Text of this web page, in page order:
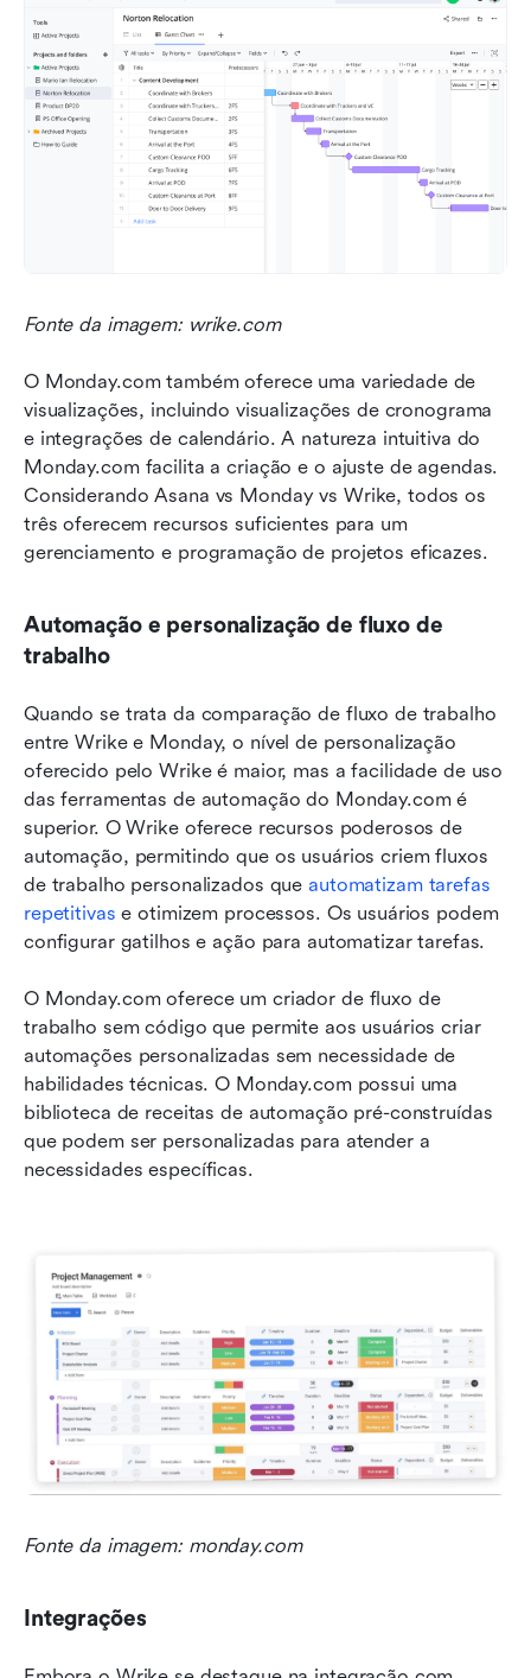
Fonte da imagem: wrike.com
O Monday.com também oferece uma variedade de
visualizações, incluindo visualizações de cronograma
e integrações de calendário. A natureza intuitiva do
Monday.com facilita a criação e o ajuste de agendas.
Considerando Asana vs Monday vs Wrike, todos os
três oferecem recursos suficientes para um
gerenciamento e programação de projetos eficazes.
Automação e personalização de fluxo de
trabalho
Quando se trata da comparação de fluxo de trabalho
entre Wrike e Monday, o nível de personalização
oferecido pelo Wrike é maior, mas a facilidade de uso
das ferramentas de automação do Monday.com é
superior. O Wrike oferece recursos poderosos de
automação, permitindo que os usuários criem fluxos
de trabalho personalizados que automatizam tarefas
repetitivas e otimizem processos. Os usuários podem
configurar gatilhos e ação para automatizar tarefas.
O Monday.com oferece um criador de fluxo de
trabalho sem código que permite aos usuários criar
automações personalizadas sem necessidade de
habilidades técnicas. O Monday.com possui uma
biblioteca de receitas de automação pré-construídas
que podem ser personalizadas para atender a
necessidades específicas.
Fonte da imagem: monday.com
Integrações